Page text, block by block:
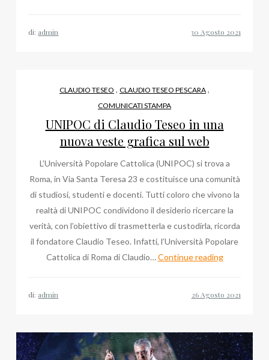
su
YouTube
di: admin
CLAUDIO TESEO , CLAUDIO TESEO PESCARA ,
COMUNICATI STAMPA
UNIPOC di Claudio Teseo in una
nuova veste grafica sul web
L’Università Popolare Cattolica (UNIPOC) si trova a
Roma, in Via Santa Teresa 23 e costituisce una comunità
di studiosi, studenti e docenti. Tutti coloro che vivono la
realtà di UNIPOC condividono il desiderio ricercare la
verità, con l’obiettivo di trasmetterla e custodirla, ricorda
il fondatore Claudio Teseo. Infatti, l’Università Popolare
Cattolica di Roma di Claudio…Continue readingUNIPOC
una
nuova
di: admin